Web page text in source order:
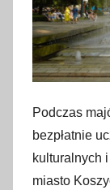
Podczas
bezpłatnie
kulturalnych
miasto